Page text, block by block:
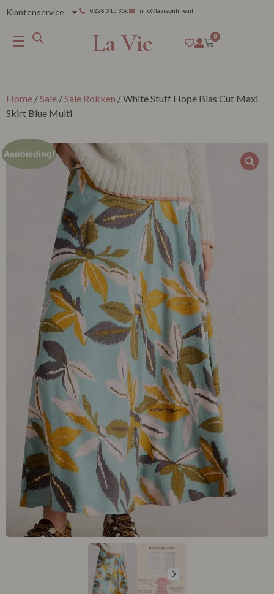
Klantenservice 0228 315 356 info@lavieonline.nl
☰ La Vie 0
Home /Sale /Sale Rokken / White Stuff Hope Bias Cut Maxi
Skirt Blue Multi
Aanbieding!